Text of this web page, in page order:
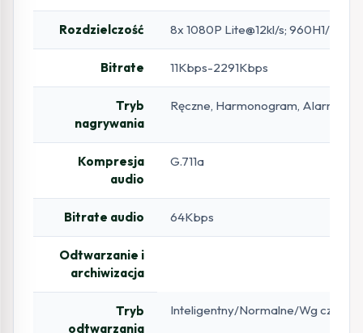
Rozdzielczość 8x 1080P Lite@12kl/s; 960H1/D1/
Bitrate 11Kbps-2291Kbps
Tryb
nagrywania
Ręczne, Harmonogram, Alarmowe
Kompresja
audio
G.711a
Bitrate audio 64Kbps
Odtwarzanie i
archiwizacja
Tryb
odtwarzania
Inteligentny/Normalne/Wg